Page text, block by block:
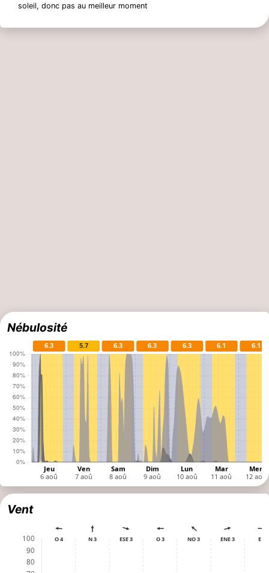
soleil, donc pas au meilleur moment
Nébulosité
Vent